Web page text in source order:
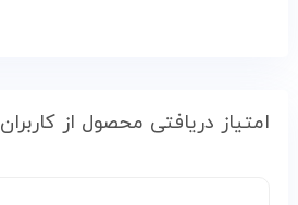
امتیاز دریافتی محصول از کاربران